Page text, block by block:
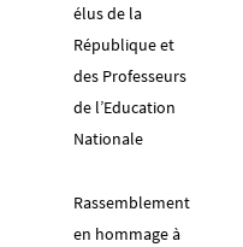
élus de la
République et
des Professeurs
de l’Education
Nationale
Rassemblement
en hommage à